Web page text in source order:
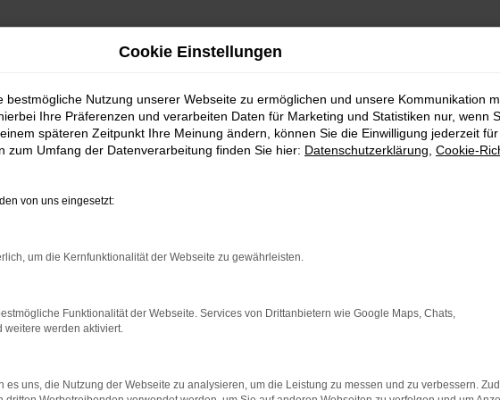
bestimmter Seiten verhindern. Funktioniert die Seite in einem anderen
beheben.
auf dem neuesten Stand sind.
kann auch dazu führen, dass bestimmte Funktionen nicht mehr
Cookie Einstellungen
bestmögliche Nutzung unserer Webseite zu ermöglichen und unsere Kommunikation
Ihre Präferenzen und verarbeiten Daten für Marketing und Statistiken nur, wenn
späteren Zeitpunkt Ihre Meinung ändern, können Sie die Einwilligung jederzeit
zum Umfang der Datenverarbeitung finden Sie hier: Datenschutzerklärung Cookie-
von uns eingesetzt:
um die Kernfunktionalität der Webseite zu gewährleisten.
Funktionalität der Webseite. Services von Drittanbietern wie Google Maps, Chats,
weitere werden aktiviert.
es uns, die Nutzung der Webseite zu analysieren, um die Leistung zu messen und zu verbessern.